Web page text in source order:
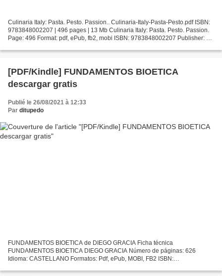
Culinaria Italy: Pasta. Pesto. Passion.. Culinaria-Italy-Pasta-Pesto.pdf ISBN:
9783848002207 | 496 pages | 13 Mb Culinaria Italy: Pasta. Pesto. Passion.
Page: 496 Format: pdf, ePub, fb2, mobi ISBN: 9783848002207 Publisher: h.
[PDF/Kindle] FUNDAMENTOS BIOETICA
descargar gratis
Publié le 26/08/2021 à 12:33
Par ditupedo
FUNDAMENTOS BIOETICA de DIEGO GRACIA Ficha técnica
FUNDAMENTOS BIOETICA DIEGO GRACIA Número de páginas: 626
Idioma: CASTELLANO Formatos: Pdf, ePub, MOBI, FB2 ISBN:
eBook gratis Descargas...